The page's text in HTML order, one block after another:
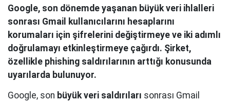
Google, son dönemde yaşanan büyük veri ihlalleri
sonrası Gmail kullanıcılarını hesaplarını
korumaları için şifrelerini değiştirmeye ve iki adımlı
doğrulamayı etkinleştirmeye çağırdı. Şirket,
özellikle phishing saldırılarının arttığı konusunda
uyarılarda bulunuyor.
Google, son büyük veri saldırıları sonrası Gmail